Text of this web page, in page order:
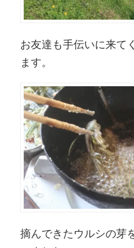
お友達も手伝いに来て
ます。
摘んできたウルシの芽